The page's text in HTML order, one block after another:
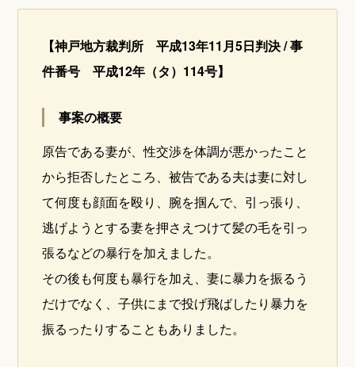
【神戸地方裁判所 平成13年11月5日判決 / 事
件番号 平成12年（タ）114号】
事案の概要
原告である妻が、性交渉を体調が悪かったこと
から拒否したところ、被告である夫は妻に対し
て何度も顔面を殴り、腕を掴んで、引っ張り、
逃げようとする妻を押さえつけて髪の毛を引っ
張るなどの暴行を加えました。
その後も何度も暴行を加え、妻に暴力を振るう
だけでなく、子供にまで投げ飛ばしたり暴力を
振るったりすることもありました。